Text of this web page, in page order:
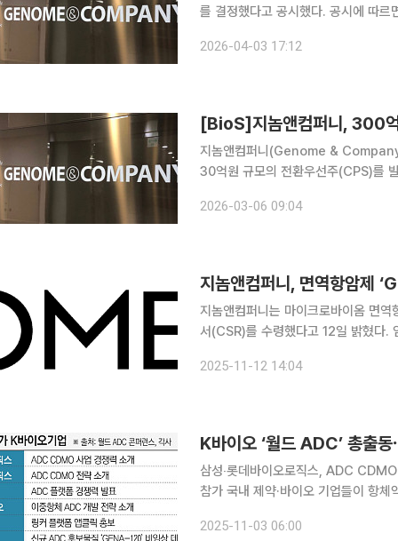
를 결정했다고 공시했다. 공시에 따르
장, 자체 화장품 브랜드인 '유이크
2026-04-03 17:12
[BioS]지놈앤컴퍼니, 300
지놈앤컴퍼니(Genome &
30억원 규모의 전환우선주(CPS)를 발
헤지자산운용, 동구바이오제약, 에이
2026-03-06 09:04
지놈앤컴퍼니, 면역항암제
지놈앤컴퍼니는 마이크로바이옴 면
서(CSR)를 수령했다고 12일 밝혔다. 임상 2상에는 이전 면역항암제 투여와 관계없이 2차 이상의
일 머크(Merck KGaA)의 아벨루맙과
2025-11-12 14:04
삼성‧롯데바이오로직스, ADC
참가 국내 제약·바이오 기업들이 항체약물접합체(ADC) 분야의 세계 최대 행사인 ‘월드 ADC 샌디
오로직스 등 위탁개발생산(CDMO)
2025-11-03 06:00